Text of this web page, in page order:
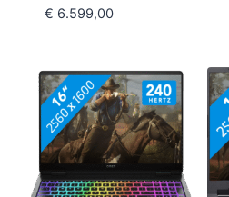
€ 6.599,00